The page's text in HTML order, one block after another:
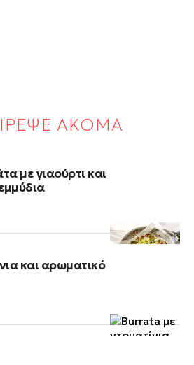
ΑΚΟΜΑ
με γιαούρτι και
και αρωματικό